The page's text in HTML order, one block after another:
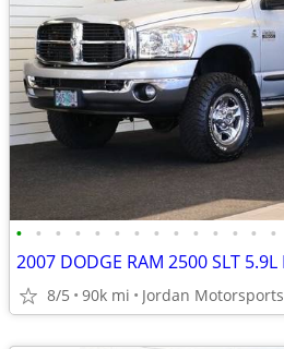
• • • • • • • • • • • • • •
8/5 90k mi Jordan Motorsports